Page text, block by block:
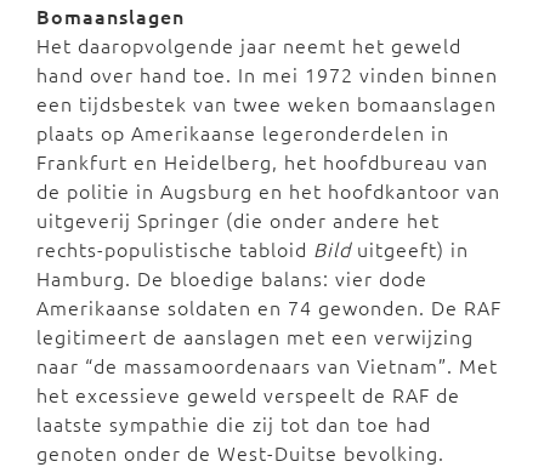
Bomaanslagen
Het daaropvolgende jaar neemt het geweld
hand over hand toe. In mei 1972 vinden binnen
een tijdsbestek van twee weken bomaanslagen
plaats op Amerikaanse legeronderdelen in
Frankfurt en Heidelberg, het hoofdbureau van
de politie in Augsburg en het hoofdkantoor van
uitgeverij Springer (die onder andere het
rechts-populistische tabloid Bilduitgeeft) in
Hamburg. De bloedige balans: vier dode
Amerikaanse soldaten en 74 gewonden. De RAF
legitimeert de aanslagen met een verwijzing
naar “de massamoordenaars van Vietnam”. Met
het excessieve geweld verspeelt de RAF de
laatste sympathie die zij tot dan toe had
genoten onder de West-Duitse bevolking.